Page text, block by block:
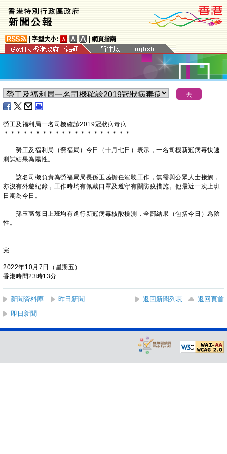
字型大小: 網頁指南
勞工及福利局一名司機確診2019冠狀病毒病
＊ ＊ ＊ ＊ ＊ ＊ ＊ ＊ ＊ ＊ ＊ ＊ ＊ ＊ ＊ ＊ ＊ ＊ ＊ ＊
勞工及福利局（勞福局）今日（十月七日）表示，一名司機新冠病毒快速
測試結果為陽性。
該名司機負責為勞福局局長孫玉菡擔任駕駛工作，無需與公眾人士接觸，
亦沒有外遊紀錄，工作時均有佩戴口罩及遵守有關防疫措施。他最近一次上班
日期為今日。
孫玉菡每日上班均有進行新冠病毒核酸檢測，全部結果（包括今日）為陰
性。
完
2022年10月7日（星期五）
香港時間23時13分
新聞資料庫 昨日新聞 返回新聞列表
返回頁首
即日新聞